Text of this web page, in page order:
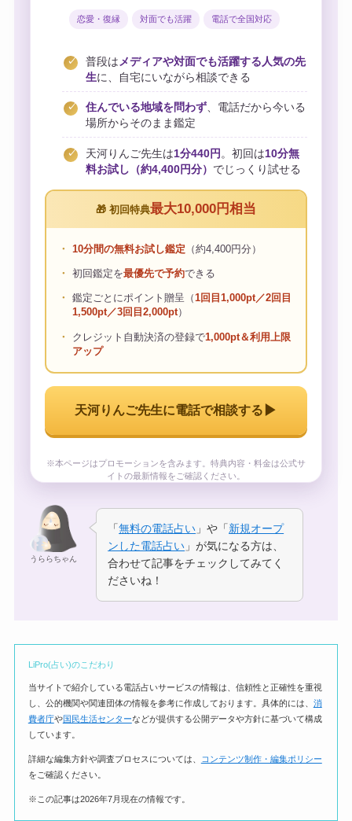
恋愛・復縁 対面でも活躍 電話で全国対応
普段は メディアや対面でも活躍する人気の先
生に、自宅にいながら相談できる
住んでいる地域を問わず、電話だから今いる
場所からそのまま鑑定
天河りんご先生は1分440円 。初回は10分無
料お試し（約4,400円分） でじっくり試せる
🎁 初回特典最大10,000円相当
10分間の無料お試し鑑定 （約4,400円分）
初回鑑定を最優先で予約できる
鑑定ごとにポイント贈呈（1回目1,000pt／2回目
1,500pt／3回目2,000pt）
クレジット自動決済の登録で1,000pt＆利用上限
アップ
天河りんご先生に電話で相談する ▶
※本ページはプロモーションを含みます。特典内容・料金は公式サ
イトの最新情報をご確認ください。
うららちゃん
「無料の電話占い 」や「新規オープ
ンした電話占い 」が気になる方は、
合わせて記事をチェックしてみてく
ださいね！
LiPro(占い)のこだわり
当サイトで紹介している電話占いサービスの情報は、信頼性と正確性を重視
し、公的機関や関連団体の情報を参考に作成しております。具体的には、 消
費者庁や国民生活センターなどが提供する公開データや方針に基づいて構成
しています。
詳細な編集方針や調査プロセスについては、
コンテンツ制作・編集ポリシー
をご確認ください。
※この記事は2026年7月現在の情報です。